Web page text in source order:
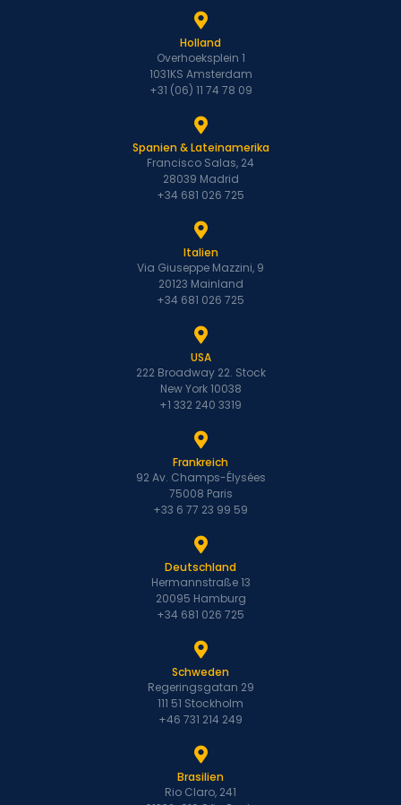
Holland
Overhoeksplein 1
1031KS Amsterdam
+31 (06) 11 74 78 09
Spanien & Lateinamerika
Francisco Salas, 24
28039 Madrid
+34 681 026 725
Italien
Via Giuseppe Mazzini, 9
20123 Mainland
+34 681 026 725
USA
222 Broadway 22. Stock
New York 10038
+1 332 240 3319
Frankreich
92 Av. Champs-Élysées
75008 Paris
+33 6 77 23 99 59
Deutschland
Hermannstraße 13
20095 Hamburg
+34 681 026 725
Schweden
Regeringsgatan 29
111 51 Stockholm
+46 731 214 249
Brasilien
Rio Claro, 241